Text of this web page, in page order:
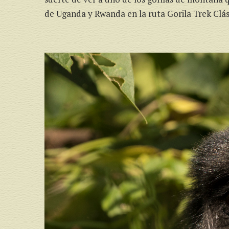
de Uganda y Rwanda en la ruta Gorila Trek